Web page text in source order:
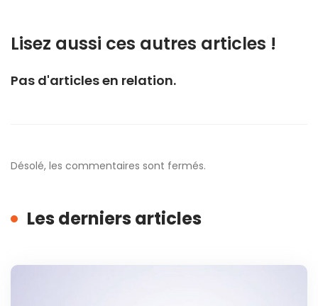
Lisez aussi ces autres articles !
Pas d'articles en relation.
Désolé, les commentaires sont fermés.
Les derniers articles